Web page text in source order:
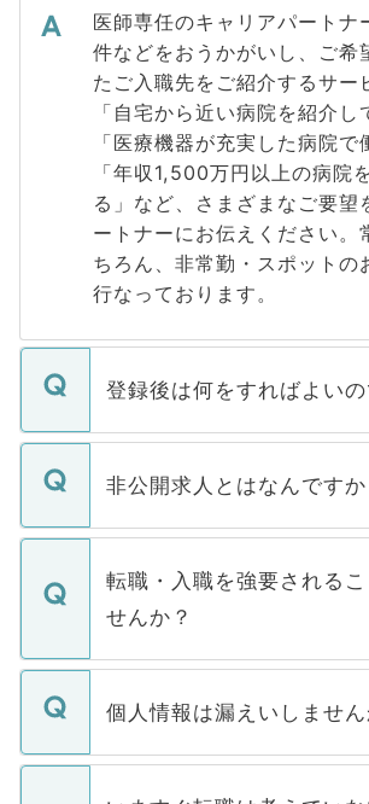
医師専任のキャリアパートナ
件などをおうかがいし、ご希
たご入職先をご紹介するサー
「自宅から近い病院を紹介し
「医療機器が充実した病院で
「年収1,500万円以上の病院
る」など、さまざまなご要望
ートナーにお伝えください。
ちろん、非常勤・スポットの
行なっております。
登録後は何をすればよい
ご登録いただきましたら、弊
登録内容を確認し、その後メ
ます。通常、5営業日以内に
いただきますので、しばらく
非公開求人とはなんですか
マイナビDOCTORで取り扱
うち約3割は、Webサイトか
けない「非公開求人」です。
下記の理由によって、一般に
ません。
■応募殺到を避けるため 人気
関を公にしてしまうと、応募
転職・入職を強要されるこ
せんか？
転職・入職を強要することは
ん。また、仮に応募先から内
定を承諾する必要はありませ
の辞退の連絡はキャリアパー
個人情報は漏えいしません
個人情報が漏えいすることは